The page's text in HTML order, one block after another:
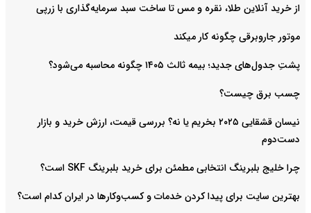
از خرید آنلاین طلا، نقره و مس تا ساخت سبد سرمایه‌گذاری با زرپی
موتور جاروبرقی چگونه کار میکند
پشتِ جدول‌های جدید؛ بیمه ثالث ۱۴۰۵ چگونه محاسبه می‌شود؟
چسب برق چیست؟
نیسان قشقایی ۲۰۲۵ بخریم یا نه؟ بررسی قیمت، ارزش خرید و بازار
دست‌دوم
چرا خلیج بلبرینگ انتخابی مطمئن برای خرید بلبرینگ SKF است؟
بهترین سایت برای پیدا کردن خدمات و کسب‌وکارها در ایران کدام است؟